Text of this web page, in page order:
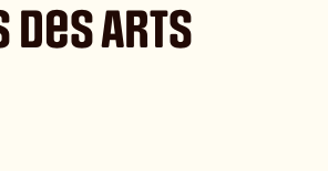
des Arts